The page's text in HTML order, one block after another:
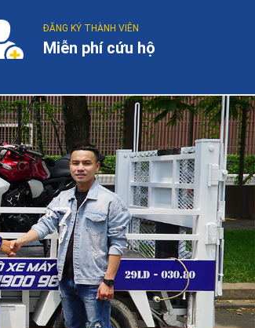
ĐĂNG KÝ THÀNH VIÊN
Miễn phí cứu hộ